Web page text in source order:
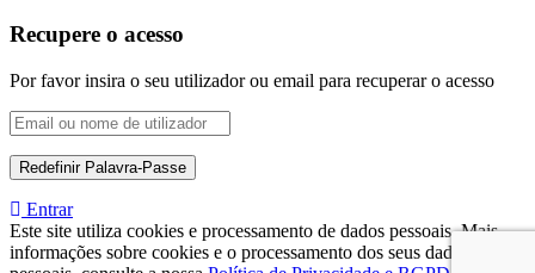
Recupere o acesso
Por favor insira o seu utilizador ou email para recuperar o acesso
Entrar
Este site utiliza cookies e processamento de dados pessoais. Mais
informações sobre cookies e o processamento dos seus dados